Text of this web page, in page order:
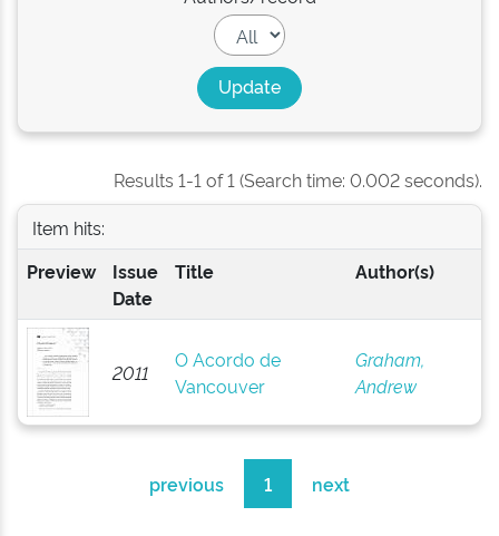
Results 1-1 of 1 (Search time: 0.002 seconds).
Item hits:
Preview
Issue
Date
Title Author(s)
2011
O Acordo de
Vancouver
Graham,
Andrew
previous 1 next